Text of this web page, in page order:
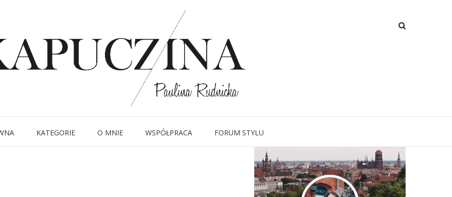
KATEGORIE O MNIE WSPÓŁPRACA FORUM STYLU
14-2
Written byKapuczina in